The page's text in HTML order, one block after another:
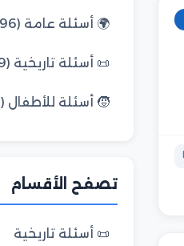
🌍 أسئلة عامة (796)
📜 أسئلة تاريخية (1379)
🧒 أسئلة للأطفال (38)
تصفح الأقسام
📜 أسئلة تاريخية